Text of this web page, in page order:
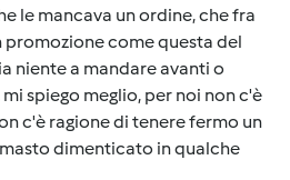
le mancava un ordine, che fra
come questa del
niente a mandare avanti o
spiego meglio, per noi non c'è
c'è ragione di tenere fermo un
dimenticato in qualche